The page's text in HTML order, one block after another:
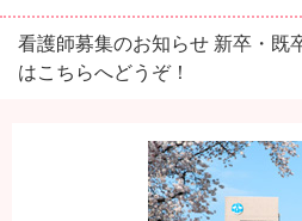
看護師募集のお知らせ 新卒・既
はこちらへどうぞ！